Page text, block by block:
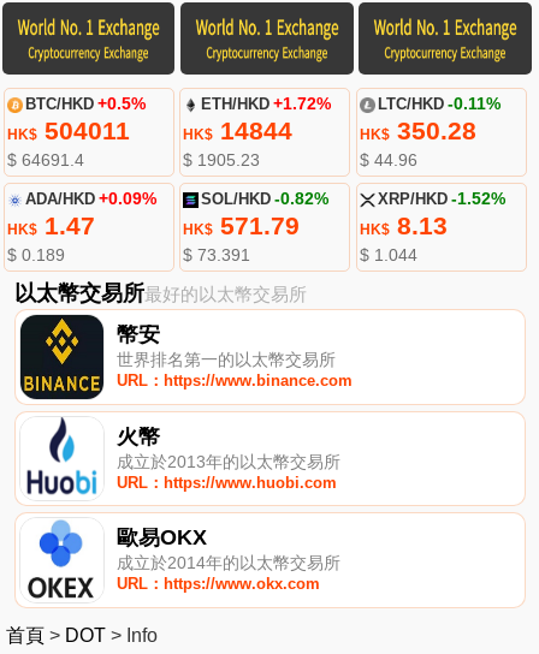
BTC/HKD +0.5%
HK$504011
$ 64691.4
ETH/HKD +1.72%
HK$ 14844
$ 1905.23
LTC/HKD -0.11%
HK$350.28
$ 44.96
ADA/HKD +0.09%
HK$1.47
$ 0.189
SOL/HKD -0.82%
HK$ 571.79
$ 73.391
XRP/HKD -1.52%
HK$8.13
$ 1.044
以太幣交易所最好的以太幣交易所
幣安
世界排名第一的以太幣交易所
URL：https://www.binance.com
火幣
成立於2013年的以太幣交易所
URL：https://www.huobi.com
歐易OKX
成立於2014年的以太幣交易所
URL：https://www.okx.com
首頁 > DOT > Info